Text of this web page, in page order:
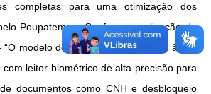
completas para uma otimização dos
Poupatempo.Conforme explicação do
“O modelo dos totens se assemelha à tela
leitor biométrico de alta precisão para
documentos como CNH e desbloqueio